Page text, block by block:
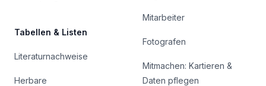
Tabellen & Listen
Literaturnachweise
Herbare
Mitarbeiter
Fotografen
Mitmachen: Kartieren &
Daten pflegen